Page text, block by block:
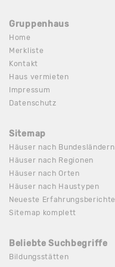
Gruppenhaus
Home
Merkliste
Kontakt
Haus vermieten
Impressum
Datenschutz
Sitemap
Häuser nach Bundesländern
Häuser nach Regionen
Häuser nach Orten
Häuser nach Haustypen
Neueste Erfahrungsberichte
Sitemap komplett
Beliebte Suchbegriffe
Bildungsstätten